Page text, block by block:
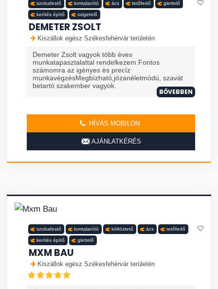
szobafestő lomtalanító ács tetőfedő glettelő
kerítés építő szigetelő
DEMETER ZSOLT
Kiszállok egész Székesfehérvár területén
Demeter Zsolt vagyok több èves
munkatapasztalattal rendelkezem.Fontos
számomra az igènyes ès precíz
munkavègzèsMegbízható,józanèletmódú, szavát
betartó szakember vagyok.
BŐVEBBEN
HÍVÁS MOBILON
AJÁNLATKÉRÉS
szobafestő lomtalanító költöztető ács tetőfedő
kerítés építő glettelő
MXM BAU
Kiszállok egész Székesfehérvár területén